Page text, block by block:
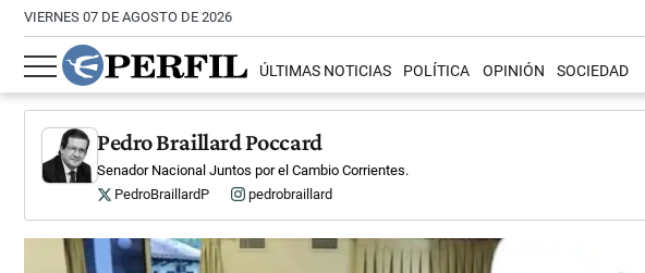
VIERNES 07 DE AGOSTO DE 2026
ÚLTIMAS NOTICIAS POLÍTICA OPINIÓN SOCIEDAD
Pedro Braillard Poccard
Senador Nacional Juntos por el Cambio Corrientes.
PedroBraillardP
pedrobraillard